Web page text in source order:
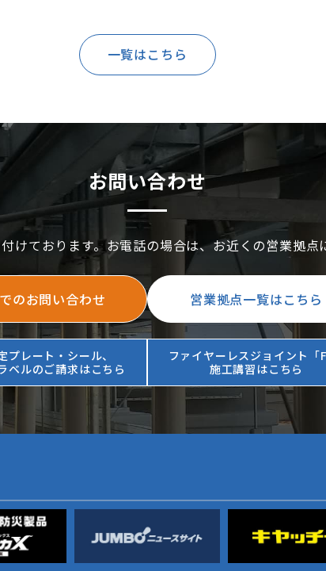
一覧はこちら
お問い合わせ
けております。お電話の場合は、お近くの営業拠点
のお問い合わせ 営業拠点一覧はこちら
プレート・シール、
ベルのご請求はこちら
ファイヤーレスジョイント「
施工講習はこちら